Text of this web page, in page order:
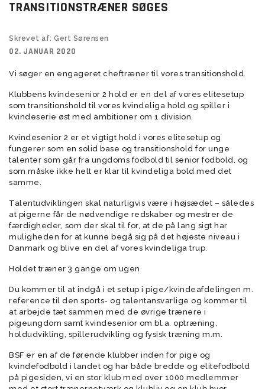
TRANSITIONSTRÆNER SØGES
Skrevet af: Gert Sørensen
02. JANUAR 2020
Vi søger en engageret cheftræner til vores transitionshold.
Klubbens kvindesenior 2 hold er en del af vores elitesetup
som transitionshold til vores kvindeliga hold og spiller i
kvindeserie øst med ambitioner om 1 division.
Kvindesenior 2 er et vigtigt hold i vores elitesetup og
fungerer som en solid base og transitionshold for unge
talenter som går fra ungdoms fodbold til senior fodbold, og
som måske ikke helt er klar til kvindeliga bold med det
samme.
Talentudviklingen skal naturligvis være i højsædet – således
at pigerne får de nødvendige redskaber og mestrer de
færdigheder, som der skal til for, at de på lang sigt har
muligheden for at kunne begå sig på det højeste niveau i
Danmark og blive en del af vores kvindeliga trup.
Holdet træner 3 gange om ugen
Du kommer til at indgå i et setup i pige/kvindeafdelingen m.
reference til den sports- og talentansvarlige og kommer til
at arbejde tæt sammen med de øvrige trænere i
pigeungdom samt kvindesenior om bl.a. optræning,
holdudvikling, spillerudvikling og fysisk træning m.m.
BSF er en af de førende klubber inden for pige og
kvindefodbold i landet og har både bredde og elitefodbold
på pigesiden, vi en stor klub med over 1000 medlemmer